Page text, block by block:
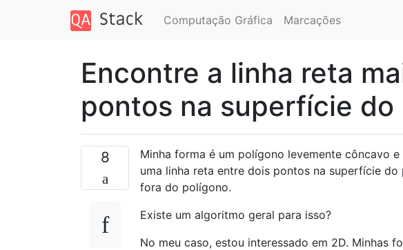
Computação Gráfica Marcações
Encontre a linha reta
pontos na superfície do
8
Minha forma é um polígono levemente côncavo
uma linha reta entre dois pontos na superfície
fora do polígono.
Existe um algoritmo geral para isso?
No meu caso, estou interessado em 2D. Minhas